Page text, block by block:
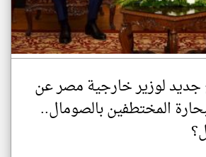
لوزير خارجية مصر عن
المختطفين بالصومال..